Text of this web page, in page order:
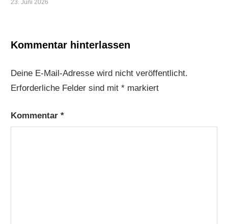
23. Juni 2026
Kommentar hinterlassen
Deine E-Mail-Adresse wird nicht veröffentlicht.
Erforderliche Felder sind mit* markiert
Kommentar*